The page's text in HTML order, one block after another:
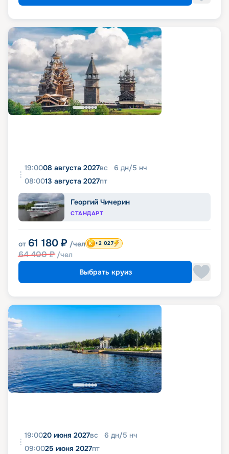
19:0008 августа 2027вс 6 дн/5 нч
08:0013 августа 2027пт
Георгий Чичерин
СТАНДАРТ
от 61 180 ₽ /чел
64 400₽ /чел
+2 027
Выбрать круиз
19:0020 июня 2027вс 6 дн/5 нч
09:0025 июня 2027пт